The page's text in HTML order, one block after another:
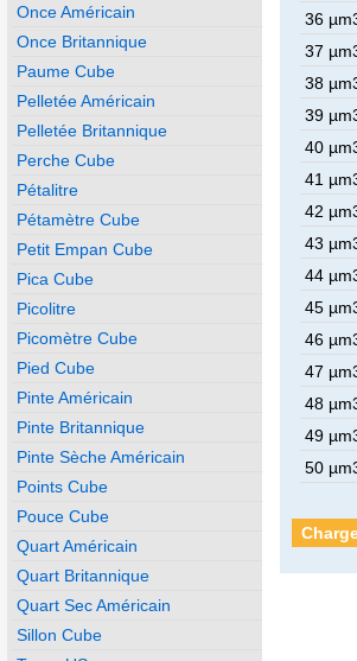
36
37
38
39
40
41
42
43
44
45
46
47
48
49
50
Once Américain
Once Britannique
Paume Cube
Pelletée Américain
Pelletée Britannique
Perche Cube
Pétalitre
Pétamètre Cube
Petit Empan Cube
Pica Cube
Picolitre
Picomètre Cube
Pied Cube
Pinte Américain
Pinte Britannique
Pinte Sèche Américain
Points Cube
Pouce Cube
Quart Américain
Quart Britannique
Quart Sec Américain
Sillon Cube